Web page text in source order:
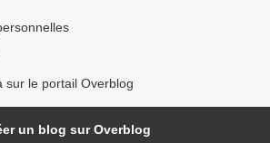
sur le portail Overblog
un blog sur Overblog